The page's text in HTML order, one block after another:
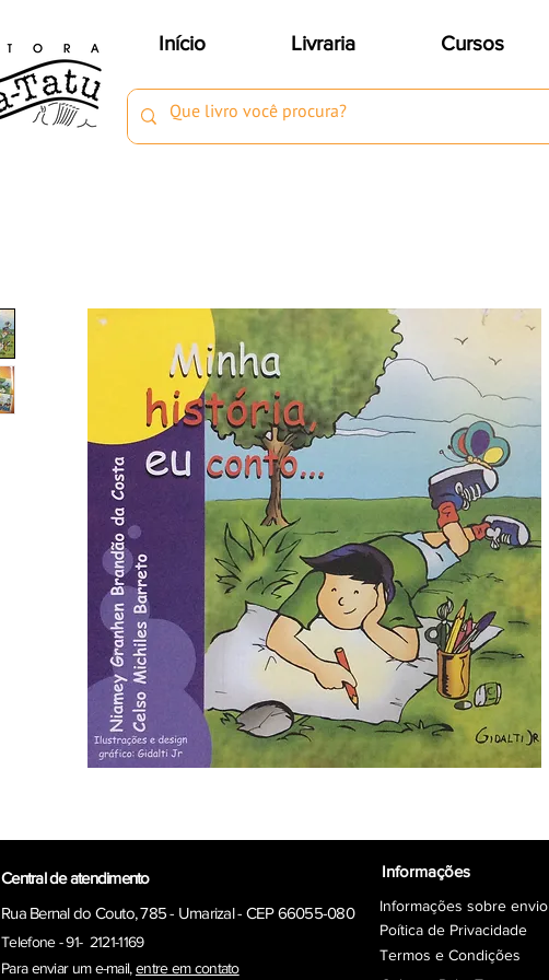
Início Livraria Cursos
Central de atendimento
Rua Bernal do Couto, 785 - Umarizal - CEP 66055-080
Telefone - 91- 2121-1169
Para enviar um e-mail, entre em contato
Informações
Informações sobre envio
Poítica de Privacidade
Termos e Condições